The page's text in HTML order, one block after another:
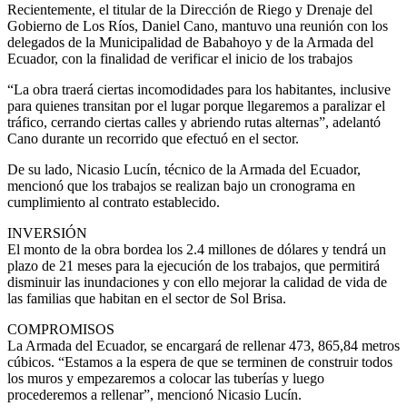
Recientemente, el titular de la Dirección de Riego y Drenaje del
Gobierno de Los Ríos, Daniel Cano, mantuvo una reunión con los
delegados de la Municipalidad de Babahoyo y de la Armada del
Ecuador, con la finalidad de verificar el inicio de los trabajos
“La obra traerá ciertas incomodidades para los habitantes, inclusive
para quienes transitan por el lugar porque llegaremos a paralizar el
tráfico, cerrando ciertas calles y abriendo rutas alternas”, adelantó
Cano durante un recorrido que efectuó en el sector.
De su lado, Nicasio Lucín, técnico de la Armada del Ecuador,
mencionó que los trabajos se realizan bajo un cronograma en
cumplimiento al contrato establecido.
INVERSIÓN
El monto de la obra bordea los 2.4 millones de dólares y tendrá un
plazo de 21 meses para la ejecución de los trabajos, que permitirá
disminuir las inundaciones y con ello mejorar la calidad de vida de
las familias que habitan en el sector de Sol Brisa.
COMPROMISOS
La Armada del Ecuador, se encargará de rellenar 473, 865,84 metros
cúbicos. “Estamos a la espera de que se terminen de construir todos
los muros y empezaremos a colocar las tuberías y luego
procederemos a rellenar”, mencionó Nicasio Lucín.